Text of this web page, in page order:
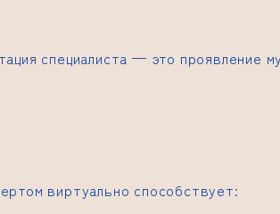
специалиста — это проявление
виртуально способствует: